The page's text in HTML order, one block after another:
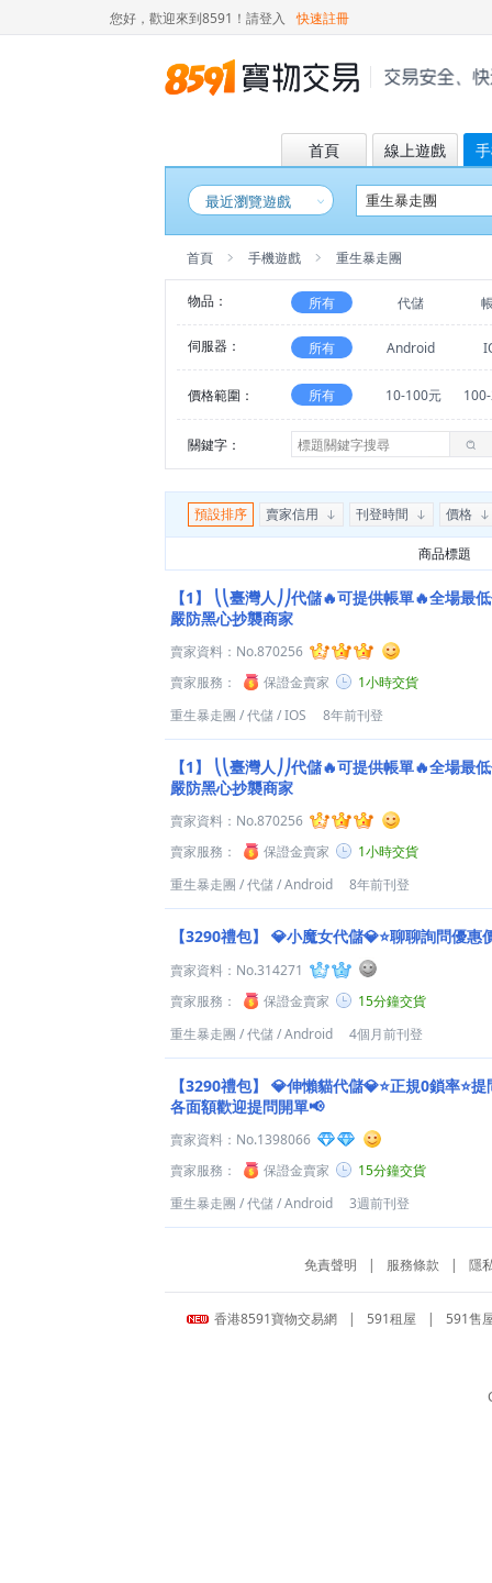
您好，歡迎來到8591！ 請登入 快速註冊
首頁 線上遊戲
最近瀏覽遊戲
首頁 手機遊戲 重生暴走團
物品： 所有 代儲
伺服器： 所有 Android
價格範圍： 所有 10-100元
關鍵字：
預設排序 賣家信用 刊登時間 價格
商品標題
【1】
⎝⎝臺灣人⎠⎠代儲🔥可提供帳單🔥全場最
嚴防黑心抄襲商家
賣家資料： No.870256
賣家服務：
保證金賣家
1小時交貨
重生暴走團 /代儲/IOS 8年前刊登
【1】
⎝⎝臺灣人⎠⎠代儲🔥可提供帳單🔥全場最
嚴防黑心抄襲商家
賣家資料： No.870256
賣家服務：
保證金賣家
1小時交貨
重生暴走團 /代儲/Android 8年前刊登
【3290禮包】 💎小魔女代儲💎⭐聊聊詢問優惠
賣家資料： No.314271
賣家服務：
保證金賣家
15分鐘交貨
重生暴走團 /代儲/Android 4個月前刊登
【3290禮包】
💎伸懶貓代儲💎⭐正規0鎖率⭐
各面額歡迎提問開單📢
賣家資料： No.1398066
賣家服務：
保證金賣家
15分鐘交貨
重生暴走團 /代儲/Android 3週前刊登
免責聲明 | 服務條款 | 隱
香港8591寶物交易網 | 591租屋 | 591售